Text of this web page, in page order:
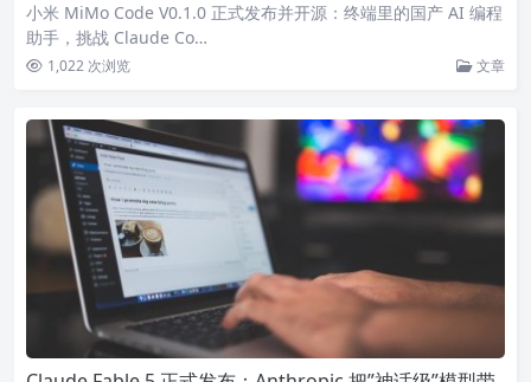
小米 MiMo Code V0.1.0 正式发布并开源：终端里的国产 AI 编程
助手，挑战 Claude Co…
1,022 次浏览 文章